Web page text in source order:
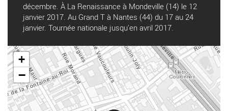
décembre. À La Renaissance à Mondeville (14) le 12
janvier 2017. Au Grand T à Nantes (44) du 17 au 24
janvier. Tournée nationale jusqu'en avril 2017.
+
−